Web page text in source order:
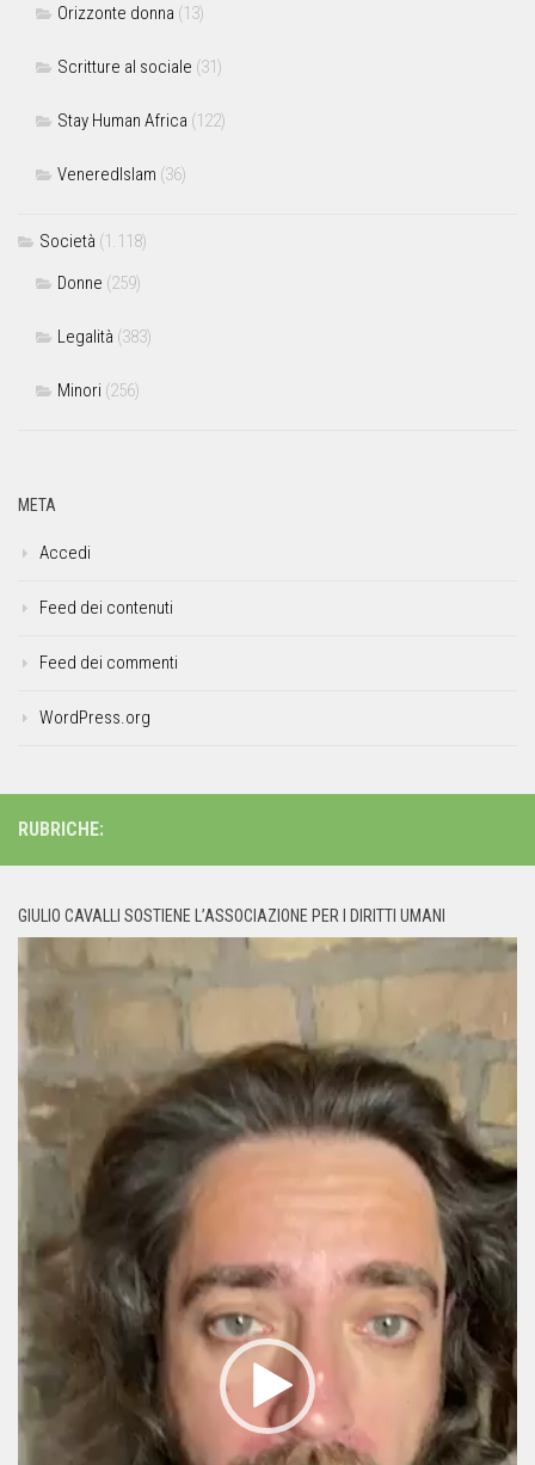
Orizzonte donna (13)
Scritture al sociale (31)
Stay Human Africa (122)
VeneredIslam (36)
Società (1.118)
Donne (259)
Legalità (383)
Minori (256)
META
Accedi
Feed dei contenuti
Feed dei commenti
WordPress.org
RUBRICHE:
GIULIO CAVALLI SOSTIENE L’ASSOCIAZIONE PER I DIRITTI UMANI
Player